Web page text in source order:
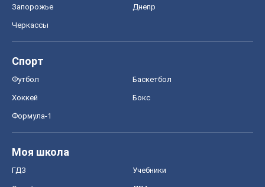
Запорожье Днепр
Черкассы
Спорт
Футбол Баскетбол
Хоккей Бокс
Формула-1
Моя школа
ГДЗ Учебники